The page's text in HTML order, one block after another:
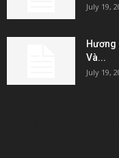
July 19,
Hương
Và...
July 19,